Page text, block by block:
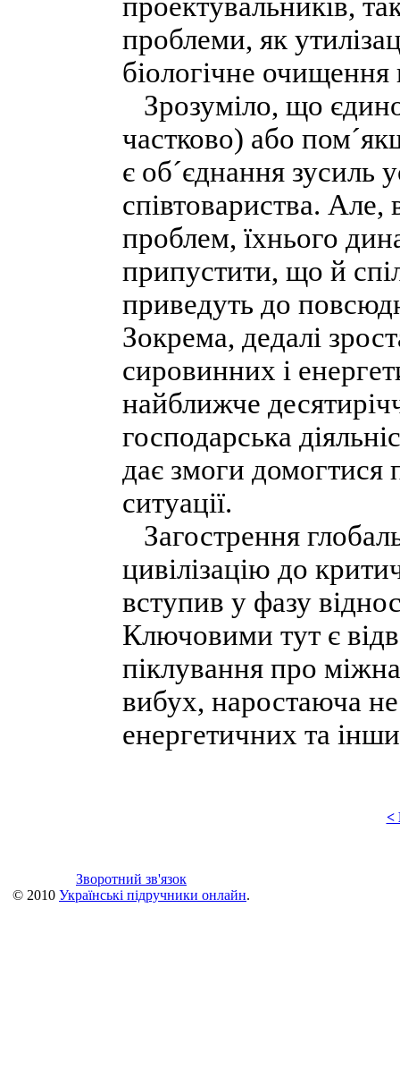
проблеми, як
біологічне
Зрозуміло, що
частково) або
є об´єднання зусиль
співтовариства. Але,
проблем, їхнього
припустити, що й
приведуть до
Зокрема, дедалі
сировинних і
найближче
господарська
дає змоги домогтися
ситуації.
Загострення
цивілізацію до
вступив у фазу
Ключовими тут є
піклування про
вибух, наростаюча
енергетичних та
<
Зворотний зв'язок
© 2010 Українські підручники онлайн.